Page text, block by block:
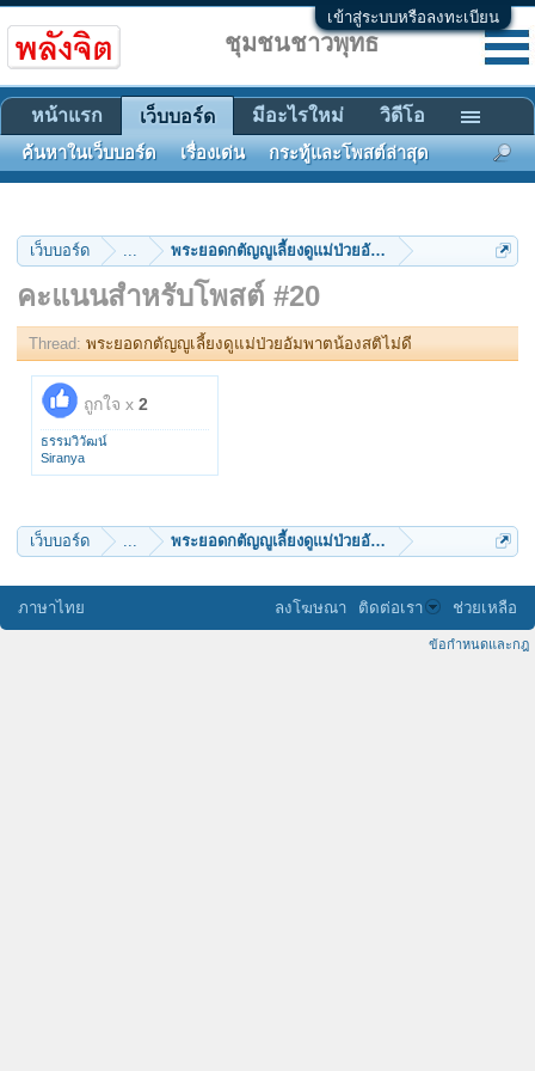
เข้าสู่ระบบหรือลงทะเบียน
เว็บบอร์ด ... พระยอดกตัญญูเลี้ยงดูแม่ป่วยอัมพาตน้องสติไม่ดี
คะแนนสำหรับโพสต์ #20
Thread: พระยอดกตัญญูเลี้ยงดูแม่ป่วยอัมพาตน้องสติไม่ดี
ถูกใจ x 2
ธรรมวิวัฒน์
Siranya
เว็บบอร์ด ... พระยอดกตัญญูเลี้ยงดูแม่ป่วยอัมพาตน้องสติไม่ดี
ชุมชนชาวพุทธ
หน้าแรก เว็บบอร์ด
ค้นหาในเว็บบอร์ด เรื่องเด่น กระทู้และโพสต์ล่าสุด
มีอะไรใหม่ วิดีโอ
ภาษาไทย ลงโฆษณา ติดต่อเรา ช่วยเหลือ
ข้อกำหนดและกฎ